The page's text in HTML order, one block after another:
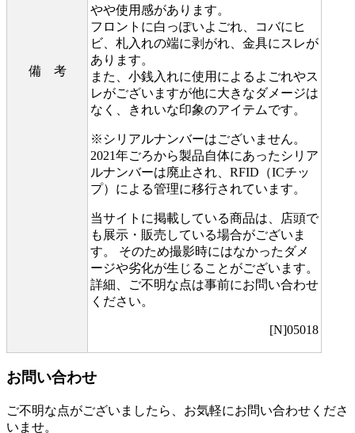
備 考
やや使用感があります。
フロントに白っぽいよごれ、コバにヒ
ビ、札入れの端に剥がれ、金具にスレが
あります。
また、小銭入れに使用によるよごれやス
レがございますが他に大きなダメージは
なく、きれいな印象のアイテムです。
※シリアルナンバーはございません。
2021年ごろから製品自体にあったシリア
ルナンバーは廃止され、RFID（ICチッ
プ）による管理に移行されています。
当サイトに掲載している商品は、店頭で
も展示・販売している場合がございま
す。 そのため撮影時にはなかったダメ
ージや劣化が生じることがございます。
詳細、ご不明な点は事前にお問い合わせ
ください。
[N]05018
お問い合わせ
ご不明な点がございましたら、お気軽にお問い合わせくださ
いませ。